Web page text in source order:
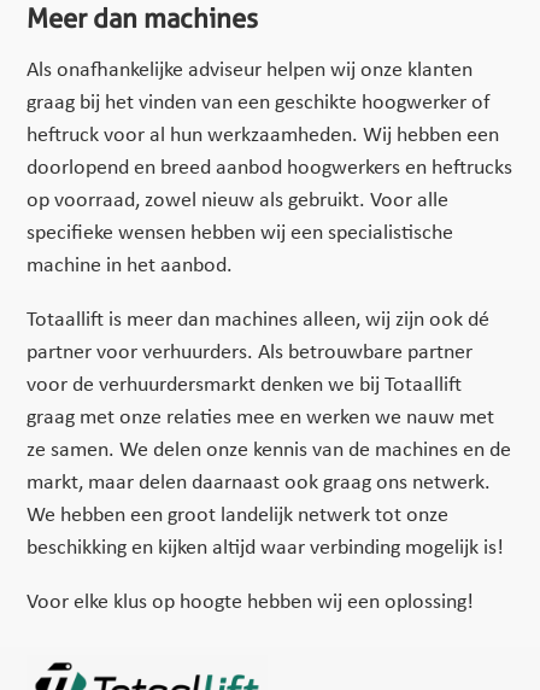
Meer dan machines
Als onafhankelijke adviseur helpen wij onze klanten
graag bij het vinden van een geschikte hoogwerker of
heftruck voor al hun werkzaamheden. Wij hebben een
doorlopend en breed aanbod hoogwerkers en heftrucks
op voorraad, zowel nieuw als gebruikt. Voor alle
specifieke wensen hebben wij een specialistische
machine in het aanbod.
Totaallift is meer dan machines alleen, wij zijn ook dé
partner voor verhuurders. Als betrouwbare partner
voor de verhuurdersmarkt denken we bij Totaallift
graag met onze relaties mee en werken we nauw met
ze samen. We delen onze kennis van de machines en de
markt, maar delen daarnaast ook graag ons netwerk.
We hebben een groot landelijk netwerk tot onze
beschikking en kijken altijd waar verbinding mogelijk is!
Voor elke klus op hoogte hebben wij een oplossing!